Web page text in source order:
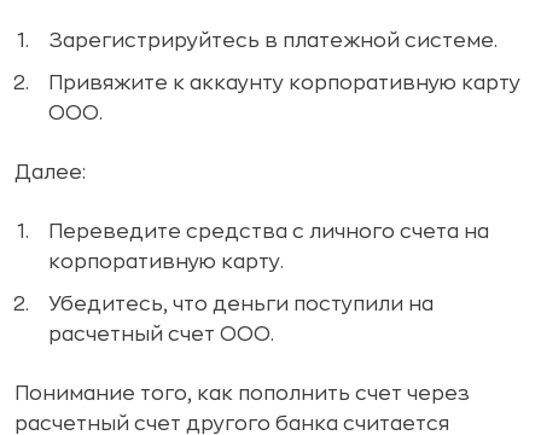
Зарегистрируйтесь в платежной системе.
Привяжите к аккаунту корпоративную карту
ООО.
Далее:
Переведите средства с личного счета на
корпоративную карту.
Убедитесь, что деньги поступили на
расчетный счет ООО.
Понимание того, как пополнить счет через
расчетный счет другого банка считается